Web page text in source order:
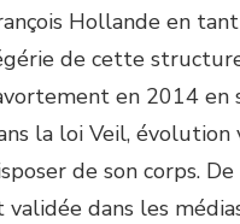
Hollande en
de cette
en 2014
la loi Veil,
de son corps.
validée dans les